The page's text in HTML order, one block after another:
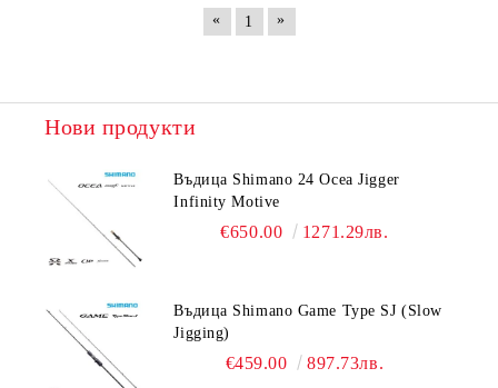
«
1 »
Нови продукти
Въдица Shimano 24 Ocea Jigger
Infinity Motive
€650.00 1271.29лв.
Въдица Shimano Game Type SJ (Slow
Jigging)
€459.00 897.73лв.